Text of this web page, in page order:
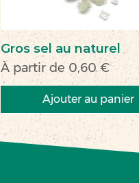
Gros sel au naturel
À partir de 0,60 €
Prix promotionnel
Ajouter au panier